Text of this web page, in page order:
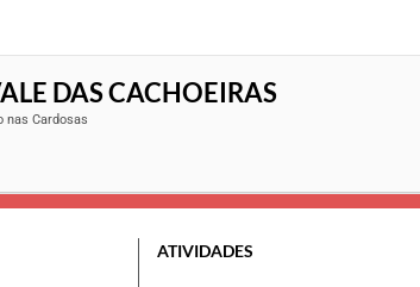
DAS CACHOEIRAS
nas Cardosas
ATIVIDADES